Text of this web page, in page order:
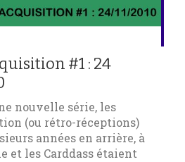
#1 : 24
nouvelle série, les
(ou rétro-réceptions)
années en arrière, à
et les Carddass étaient